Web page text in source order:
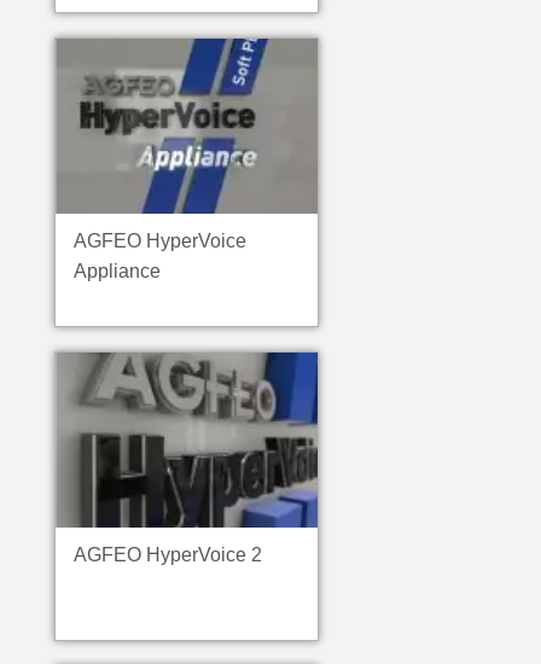
AGFEO HyperVoice
Appliance
AGFEO HyperVoice 2